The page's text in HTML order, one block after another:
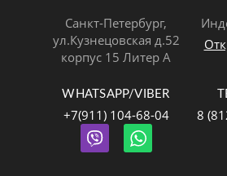
Санкт-Петербург,
ул.Кузнецовская д.52
корпус 15 Литер А
WHATSAPP/VIBER
+7(911) 104-68-04 8